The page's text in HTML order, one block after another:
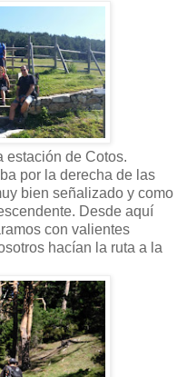
estación de Cotos.
por la derecha de las
bien señalizado y como
Desde aquí
con valientes
hacían la ruta a la